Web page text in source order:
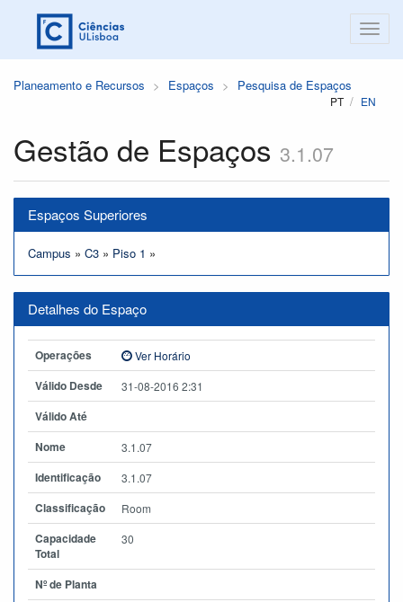
Planeamento e Recursos Espaços Pesquisa de Espaços
PT EN
Gestão de Espaços 3.1.07
Espaços Superiores
Campus » C3 » Piso 1 »
Detalhes do Espaço
Operações Ver Horário
Válido Desde 31-08-2016 2:31
Válido Até
Nome
3.1.07
Identificação 3.1.07
Classificação Room
Capacidade
Total
30
Nº de Planta